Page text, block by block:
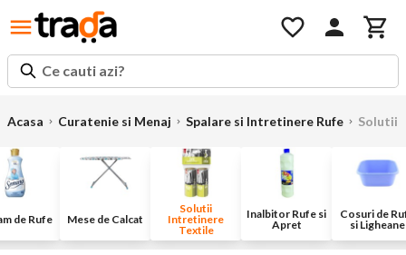
Ce cauti azi?
Acasa Curatenie si Menaj Spalare si Intretinere Rufe Solutii
de Rufe Mese de Calcat
Solutii
Intretinere
Textile
Inalbitor Rufe si
Apret
Cosuri de
si Ligheane